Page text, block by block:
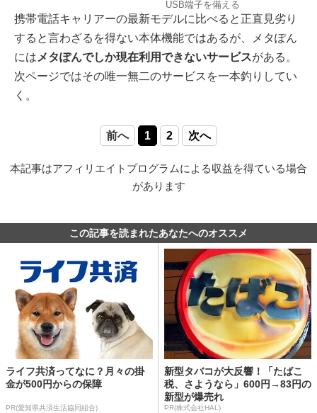
USB端子を備える
携帯電話キャリアーの最新モデルに比べると正直見劣り
すると言わざるを得ない本体機能ではあるが、メタぽん
には メタぽんでしか現在利用できないサービスがある。
次ページではその唯一無二のサービスを一本釣りしてい
く。
前へ 1 2 次へ
本記事はアフィリエイトプログラムによる収益を得ている場合
があります
この記事を読まれたあなたへのオススメ
ライフ共済ってなに？月々の掛
金が500円からの保障
PR(愛知県共済生活協同組合)
新型タバコが大反響！「たばこ
税、さようなら」600円→83円の
新型が爆売れ
PR(株式会社HAL)